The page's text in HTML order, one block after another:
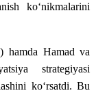
ko‘nikmalarini
hamda Hamad va
strategiyasi
ko‘rsatdi. Bu